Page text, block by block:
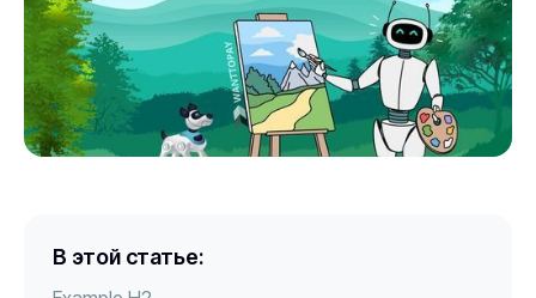
В этой статье: